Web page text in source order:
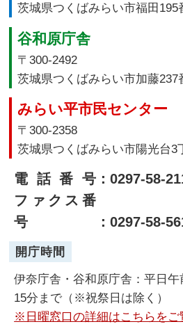
茨城県つくばみらい市福田195
谷和原庁舎
〒300-2492
茨城県つくばみらい市加藤237
みらい平市民センター
〒300-2358
茨城県つくばみらい市陽光台3
電話番号：0297-58-
ファクス番
号
：0297-58-
開庁時間
伊奈庁舎・谷和原庁舎：平日
15分まで（※祝祭日は除く）
※日曜窓口の詳細はこちらをご